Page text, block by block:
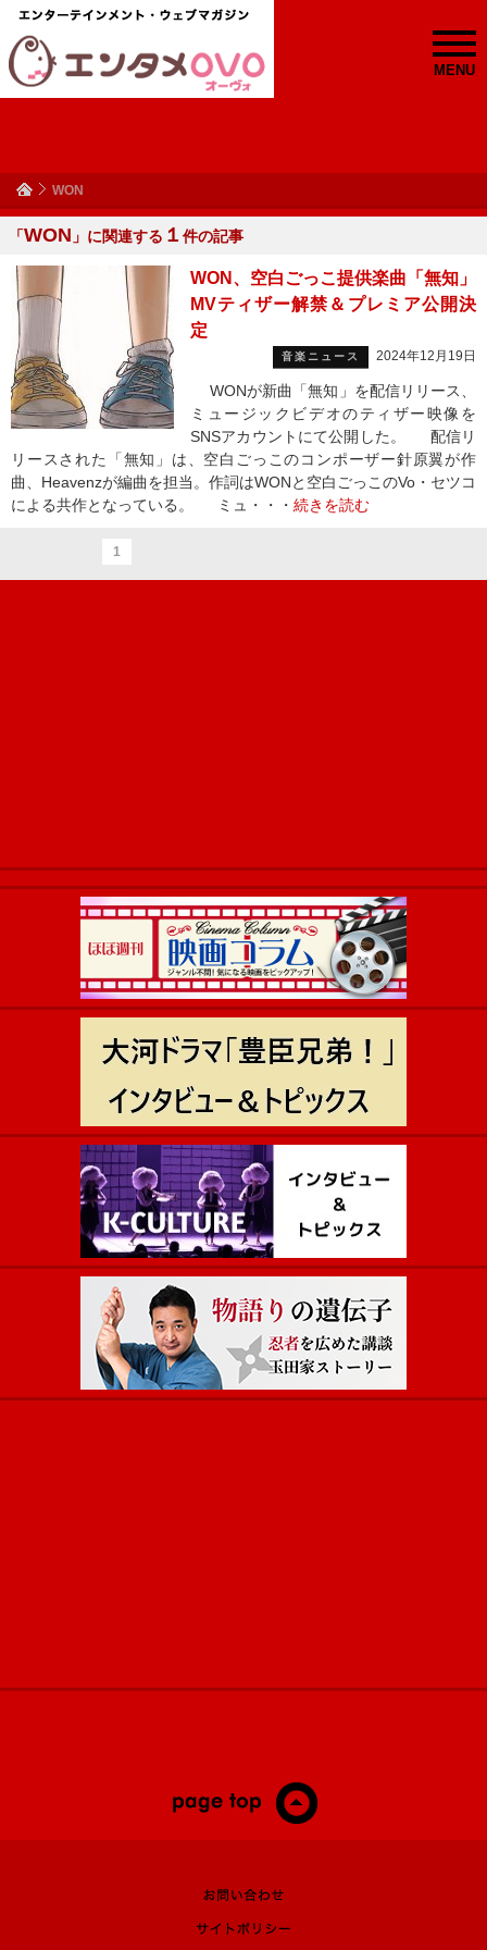
MENU
WON
「WON 」に関連する １ 件の記事
WON、空白ごっこ提供楽曲「無知」
MVティザー解禁＆プレミア公開決
定
音楽ニュース 2024年12月19日
WONが新曲「無知」を配信リリース、
ミュージックビデオのティザー映像を
SNSアカウントにて公開した。 配信リ
リースされた「無知」は、空白ごっこのコンポーザー針原翼が作
曲、Heavenzが編曲を担当。作詞はWONと空白ごっこのVo・セツコ
による共作となっている。 ミュ・・・ 続きを読む
1